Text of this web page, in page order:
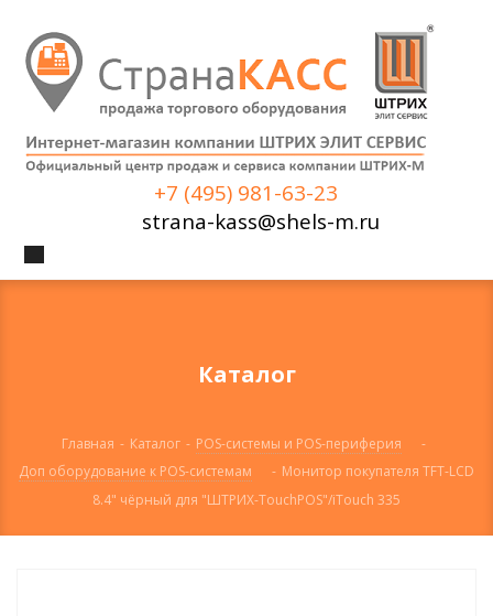
+7 (495) 981-63-23
strana-kass@shels-m.ru
Каталог
Главная - Каталог - POS-системы и POS-периферия
-
Доп оборудование к POS-системам
- Монитор покупателя TFT-LCD
8.4" чёрный для "ШТРИХ-TouchPOS"/iTouch 335